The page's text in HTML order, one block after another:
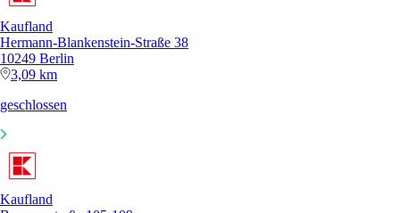
Kaufland
Hermann-Blankenstein-Straße 38
10249 Berlin
3,09 km
geschlossen
Kaufland